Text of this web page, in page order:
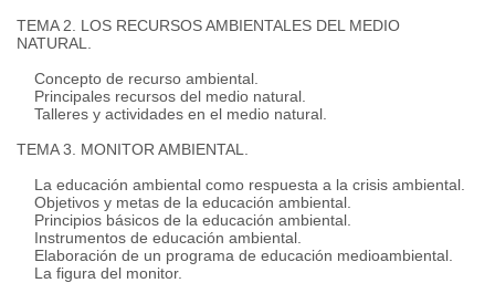
TEMA 2. LOS RECURSOS AMBIENTALES DEL MEDIO
NATURAL.
Concepto de recurso ambiental.
Principales recursos del medio natural.
Talleres y actividades en el medio natural.
TEMA 3. MONITOR AMBIENTAL.
La educación ambiental como respuesta a la crisis ambiental.
Objetivos y metas de la educación ambiental.
Principios básicos de la educación ambiental.
Instrumentos de educación ambiental.
Elaboración de un programa de educación medioambiental.
La figura del monitor.